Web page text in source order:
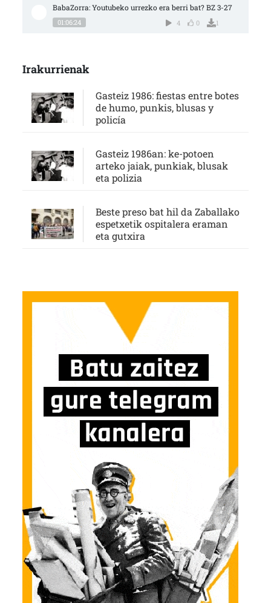
BabaZorra: Youtubeko urrezko era berri bat? BZ 3-27
01:06:24 4 0 1
Irakurrienak
Gasteiz 1986: fiestas entre botes
de humo, punkis, blusas y
policía
Gasteiz 1986an: ke-potoen
arteko jaiak, punkiak, blusak
eta polizia
Beste preso bat hil da Zaballako
espetxetik ospitalera eraman
eta gutxira